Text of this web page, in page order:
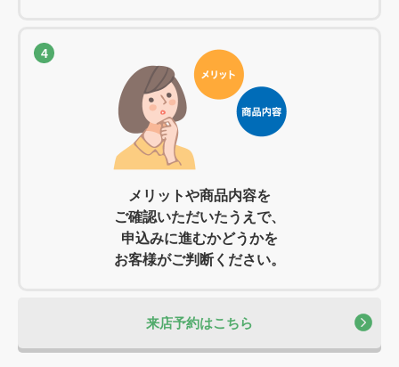
4
メリットや商品内容を
ご確認いただいたうえで、
申込みに進むかどうかを
お客様がご判断ください。
来店予約はこちら